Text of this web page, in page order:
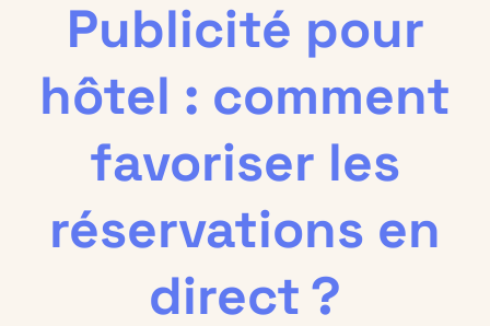
Publicité pour
hôtel : comment
favoriser les
réservations en
direct ?